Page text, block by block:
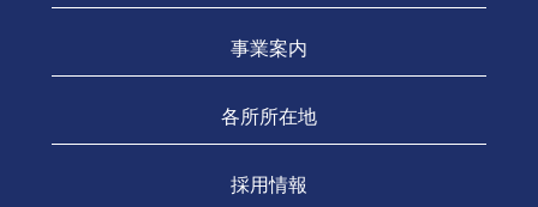
事業案内
各所所在地
採用情報